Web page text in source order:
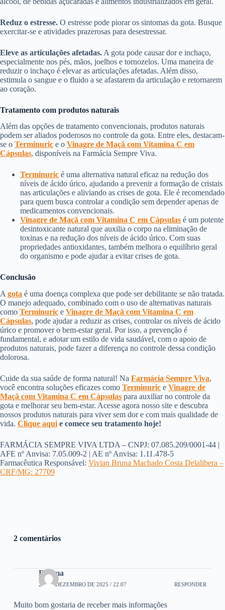
Reduz o estresse. O estresse pode piorar os sintomas da gota. Busque
exercitar-se e atividades prazerosas para desestressar.
Eleve as articulações afetadas. A gota pode causar dor e inchaço,
especialmente nos pés, mãos, joelhos e tornozelos. Uma maneira de
reduzir o inchaço é elevar as articulações afetadas. Além disso,
estimula o sangue e o fluido a se afastarem da articulação e retornarem
ao coração.
Tratamento com produtos naturais
Além das opções de tratamento convencionais, produtos naturais
podem ser aliados poderosos no controle da gota. Entre eles, destacam-
se o Terminuric e o Vinagre de Maçã com Vitamina C em
Cápsulas, disponíveis na Farmácia Sempre Viva.
Terminuric é uma alternativa natural eficaz na redução dos
níveis de ácido úrico, ajudando a prevenir a formação de cristais
nas articulações e aliviando as crises de gota. Ele é recomendado
para quem busca controlar a condição sem depender apenas de
medicamentos convencionais.
Vinagre de Maçã com Vitamina C em Cápsulas é um potente
desintoxicante natural que auxilia o corpo na eliminação de
toxinas e na redução dos níveis de ácido úrico. Com suas
propriedades antioxidantes, também melhora o equilíbrio geral
do organismo e pode ajudar a evitar crises de gota.
Conclusão
A gota é uma doença complexa que pode ser debilitante se não tratada.
O manejo adequado, combinado com o uso de alternativas naturais
como Terminuric e Vinagre de Maçã com Vitamina C em
Cápsulas, pode ajudar a reduzir as crises, controlar os níveis de ácido
úrico e promover o bem-estar geral. Por isso, a prevenção é
fundamental, e adotar um estilo de vida saudável, com o apoio de
produtos naturais, pode fazer a diferença no controle dessa condição
dolorosa.
Cuide da sua saúde de forma natural! Na Farmácia Sempre Viva,
você encontra soluções eficazes como Terminuric e Vinagre de
Maçã com Vitamina C em Cápsulas para auxiliar no controle da
gota e melhorar seu bem-estar. Acesse agora nosso site e descubra
nossos produtos naturais para viver sem dor e com mais qualidade de
vida. Clique aqui e comece seu tratamento hoje!
FARMÁCIA SEMPRE VIVA LTDA – CNPJ: 07.085.209/0001-44 |
AFE nº Anvisa: 7.05.009-2 | AE nº Anvisa: 1.11.478-5
Farmacêutica Responsável: Vivian Bruna Machado Costa Delalibera –
CRF/MG: 27709
2 comentários
Djalma
25 DE DEZEMBRO DE 2025 / 22:07 RESPONDER
Muito bom gostaria de receber mais informações